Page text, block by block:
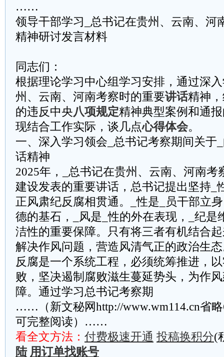
……
领导干部学习_总书记在贵州、云南、河
精神研讨发言材料
同志们：
根据理论学习中心组学习安排，通过深
州、云南、河南考察时的重要讲话精神
的违反中央八项规定精神典型案例和通
现结合工作实际，谈几点心得体会。
一、深入学习领会_总书记考察期间关于
话精神
2025年，_总书记在贵州、云南、河南考
建设发表的重要讲话，总书记提出坚持_
正风肃纪反腐相贯通。_性是_员干部立
德的基石，_风是_性的外在表现，_纪是
洁性的重要保障。只有将三者有机结合
解决作风问题，营造风清气正的政治生
反腐是一个系统工程，必须统筹推进，
败，坚决遏制腐败滋生蔓延势头，为作
障。通过学习总书记考察期
……（新文秘网http://www.wm114.cn省
可完整阅读）……
看全文方法： 付费极速开通 投稿换积分(
陆 用订单找账号